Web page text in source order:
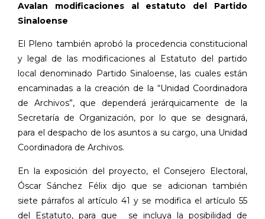
Avalan modificaciones al estatuto del Partido
Sinaloense
El Pleno también aprobó la procedencia constitucional
y legal de las modificaciones al Estatuto del partido
local denominado Partido Sinaloense, las cuales están
encaminadas a la creación de la “Unidad Coordinadora
de Archivos”, que dependerá jerárquicamente de la
Secretaría de Organización, por lo que se designará,
para el despacho de los asuntos a su cargo, una Unidad
Coordinadora de Archivos.
En la exposición del proyecto, el Consejero Electoral,
Óscar Sánchez Félix dijo que se adicionan también
siete párrafos al artículo 41 y se modifica el artículo 55
del Estatuto, para que
se incluya la posibilidad de